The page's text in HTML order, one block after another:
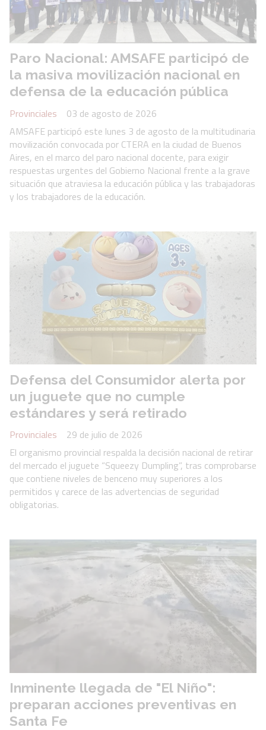
Paro Nacional: AMSAFE participó de
la masiva movilización nacional en
defensa de la educación pública
Provinciales
03 de agosto de 2026
AMSAFE participó este lunes 3 de agosto de la multitudinaria
movilización convocada por CTERA en la ciudad de Buenos
Aires, en el marco del paro nacional docente, para exigir
respuestas urgentes del Gobierno Nacional frente a la grave
situación que atraviesa la educación pública y las trabajadoras
y los trabajadores de la educación.
Defensa del Consumidor alerta por
un juguete que no cumple
estándares y será retirado
Provinciales
29 de julio de 2026
El organismo provincial respalda la decisión nacional de retirar
del mercado el juguete “Squeezy Dumpling”, tras comprobarse
que contiene niveles de benceno muy superiores a los
permitidos y carece de las advertencias de seguridad
obligatorias.
Inminente llegada de "El Niño":
preparan acciones preventivas en
Santa Fe